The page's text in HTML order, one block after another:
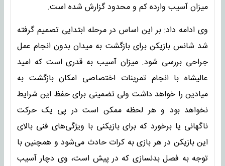
میزان آسیب وارده کم و محدود گزارش شده است.
وی ادامه داد: بر این اساس در مرحله ابتدایی تصمیم گرفته
شد شانس بازیکن برای بازگشت به میدان بدون انجام عمل
جراحی بررسی شود. میزان آسیب به قدری است که امید
عالیشاه با انجام تمرینات اختصاصی امکان بازگشت به
میادین را خواهد داشت ولی تضمینی برای حفظ این شرایط
نخواهد بود و هر لحظه ممکن است در پی یک حرکت
ناگهانی یا برخورد که برای بازیکنی با ویژگی‌های فنی بالای
این بازیکن در هر بازی به کرات حادث می‌شود و همچنین با
توجه به فصل بدنسازی که در پیش است، وی دچار آسیب